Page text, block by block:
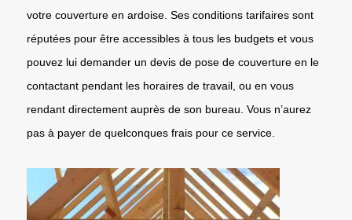
votre couverture en ardoise. Ses conditions tarifaires sont
réputées pour être accessibles à tous les budgets et vous
pouvez lui demander un devis de pose de couverture en le
contactant pendant les horaires de travail, ou en vous
rendant directement auprès de son bureau. Vous n’aurez
pas à payer de quelconques frais pour ce service.